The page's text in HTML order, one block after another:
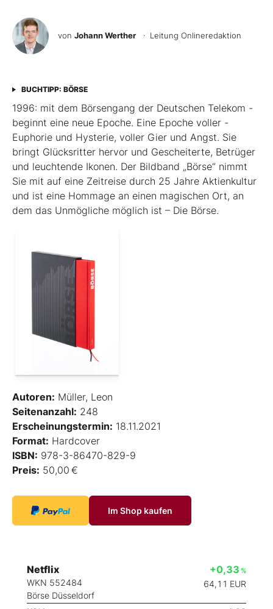
von Johann Werther · Leitung Onlineredaktion
BUCHTIPP: BÖRSE
1996: mit dem ­Börsen­­gang der Deutschen Telekom ­
beginnt eine neue ­Epoche. Eine Epoche voller ­
Euphorie und Hysterie, ­voller Gier und Angst. Sie
bringt Glücksritter ­hervor und ­Gescheiterte, ­Betrüger
und leuchtende Ikonen. Der Bildband ­„Börse“ nimmt
Sie mit auf eine Zeit­reise durch 25 Jahre Aktienkultur
und ist eine Hommage an ­einen ­magischen Ort, an
dem das Unmögliche ­möglich ist – Die Börse.
Autoren: Müller, Leon
Seitenanzahl: 248
Erscheinungstermin: 18.11.2021
Format: Hardcover
ISBN: 978-3-86470-829-9
Preis: 50,00 €
Im Shop kaufen
Netflix
WKN 552484
Börse Düsseldorf
+0,33 %
64,11 EUR